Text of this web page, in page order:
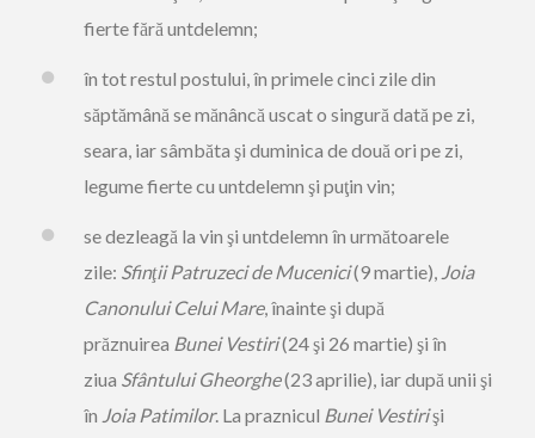
fierte fără untdelemn;
în tot restul postului, în primele cinci zile din
săptămână se mănâncă uscat o singură dată pe zi,
seara, iar sâmbăta şi duminica de două ori pe zi,
legume fierte cu untdelemn şi puţin vin;
se dezleagă la vin şi untdelemn în următoarele
zile: Sfinţii Patruzeci de Mucenici(9 martie), Joia
Canonului Celui Mare, înainte şi după
prăznuirea Bunei Vestiri(24 şi 26 martie) şi în
ziua Sfântului Gheorghe(23 aprilie), iar după unii şi
în Joia Patimilor. La praznicul Bunei Vestirişi